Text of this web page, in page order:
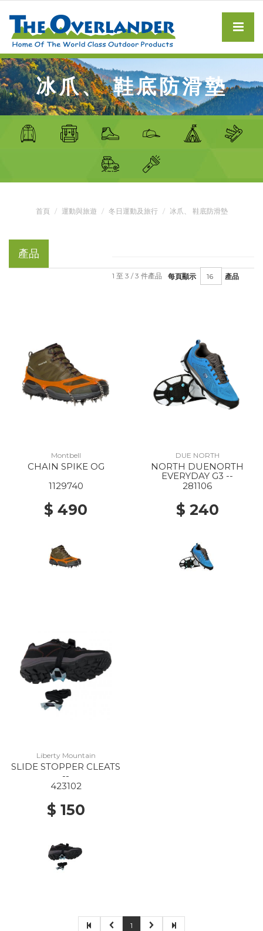
冰爪、 鞋底防滑墊
首頁 運動與旅遊 冬日運動及旅行 冰爪、 鞋底防滑墊
產品
每頁顯示 產品
1 至 3 / 3 件產品
Montbell
CHAIN SPIKE OG
1129740
$ 490
DUE NORTH
NORTH DUENORTH
EVERYDAY G3 --
281106
$ 240
Liberty Mountain
SLIDE STOPPER CLEATS
--
423102
$ 150
1